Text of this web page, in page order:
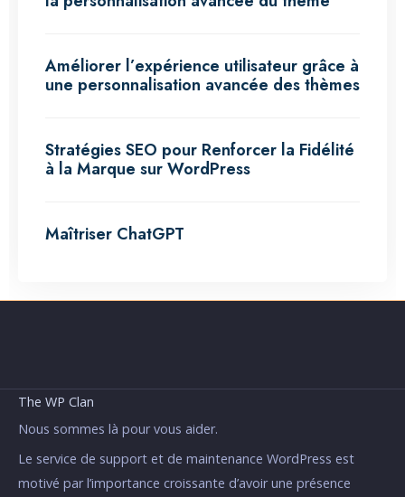
Améliorer l’expérience utilisateur grâce à
une personnalisation avancée des thèmes
Stratégies SEO pour Renforcer la Fidélité
à la Marque sur WordPress
Maîtriser ChatGPT
The WP Clan
Nous sommes là pour vous aider.
Le service de support et de maintenance WordPress est
motivé par l’importance croissante d’avoir une présence